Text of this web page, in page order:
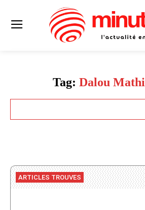
Tag: Dalou
ARTICLES TROUVES